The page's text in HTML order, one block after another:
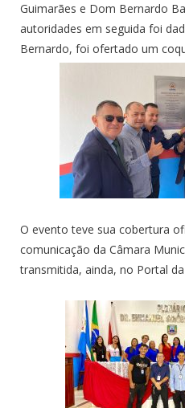
Guimarães e Dom Bernardo
autoridades em seguida foi
Bernardo, foi ofertado um
O evento teve sua cobertura
comunicação da Câmara
transmitida, ainda, no Portal